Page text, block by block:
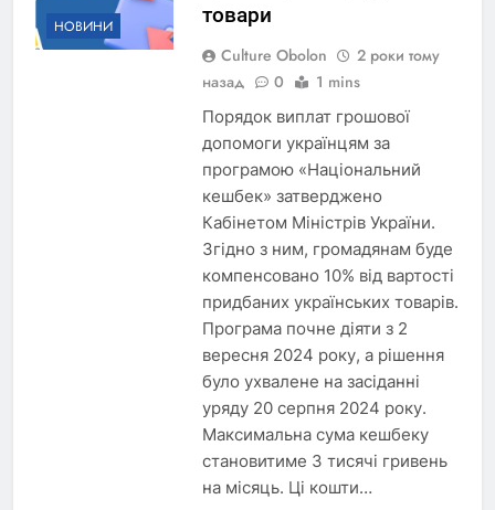
НОВИНИ
товари
Culture Obolon
2 роки тому
назад
0 1 mins
Порядок виплат грошової
допомоги українцям за
програмою «Національний
кешбек» затверджено
Кабінетом Міністрів України.
Згідно з ним, громадянам буде
компенсовано 10% від вартості
придбаних українських товарів.
Програма почне діяти з 2
вересня 2024 року, а рішення
було ухвалене на засіданні
уряду 20 серпня 2024 року.
Максимальна сума кешбеку
становитиме 3 тисячі гривень
на місяць. Ці кошти…